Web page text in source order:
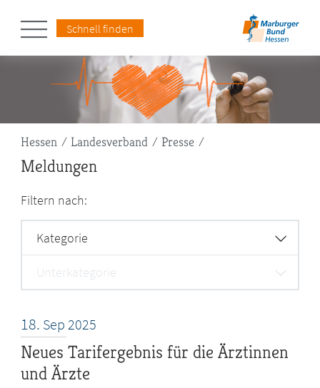
Schnell finden
Pfadnavigation
Hessen Landesverband Presse
Meldungen
Filtern nach:
Kategorie
Unterkategorie
18. Sep 2025
Neues Tarifergebnis für die Ärztinnen
und Ärzte